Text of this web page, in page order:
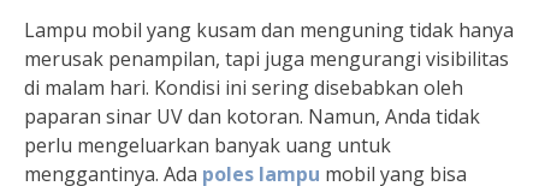
Lampu mobil yang kusam dan menguning tidak hanya
merusak penampilan, tapi juga mengurangi visibilitas
di malam hari. Kondisi ini sering disebabkan oleh
paparan sinar UV dan kotoran. Namun, Anda tidak
perlu mengeluarkan banyak uang untuk
menggantinya. Ada poles lampu mobil yang bisa